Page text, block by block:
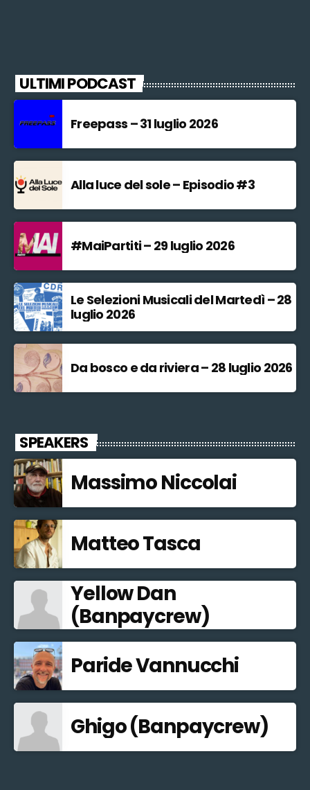
ULTIMI PODCAST
Freepass – 31 luglio 2026
Alla luce del sole – Episodio #3
#MaiPartiti – 29 luglio 2026
Le Selezioni Musicali del Martedì – 28
luglio 2026
Da bosco e da riviera – 28 luglio 2026
SPEAKERS
Massimo Niccolai
Matteo Tasca
Yellow Dan
(Banpaycrew)
Paride Vannucchi
Ghigo (Banpaycrew)